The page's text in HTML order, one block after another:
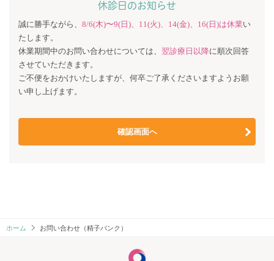
休診⽇のお知らせ
誠に勝手ながら、 8/6(⽊)〜9(⽇)、11(⽕)、14(⾦)、16(⽇)は休業い
たします。
休業期間中のお問い合わせについては、 翌診療日以降に順次回答
させていただきます。
ご不便をおかけいたしますが、何卒ご了承くださいますようお願
い申し上げます。
ホーム お問い合わせ（精子バンク）